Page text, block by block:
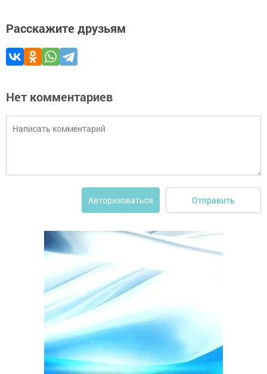
Расскажите друзьям
Нет комментариев
Авторизоваться Отправить